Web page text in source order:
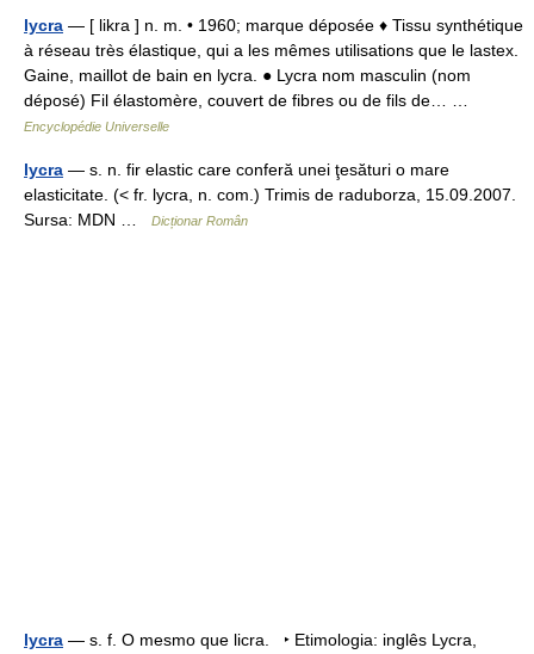
lycra — [ likra ] n. m. • 1960; marque déposée ♦ Tissu synthétique
à réseau très élastique, qui a les mêmes utilisations que le lastex.
Gaine, maillot de bain en lycra. ● Lycra nom masculin (nom
déposé) Fil élastomère, couvert de fibres ou de fils de… …
Encyclopédie Universelle
lycra — s. n. fir elastic care conferă unei ţesături o mare
elasticitate. (< fr. lycra, n. com.) Trimis de raduborza, 15.09.2007.
Sursa: MDN …
Dicționar Român
lycra — s. f. O mesmo que licra. ‣ Etimologia: inglês Lycra,